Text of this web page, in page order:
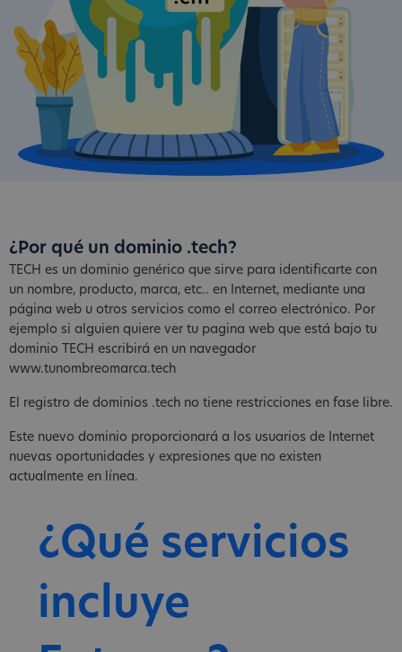
¿Por qué un dominio .tech?
TECH es un dominio genérico que sirve para identificarte con
un nombre, producto, marca, etc.. en Internet, mediante una
página web u otros servicios como el correo electrónico. Por
ejemplo si alguien quiere ver tu pagina web que está bajo tu
dominio TECH escribirá en un navegador
www.tunombreomarca.tech
El registro de dominios .tech no tiene restricciones en fase libre.
Este nuevo dominio proporcionará a los usuarios de Internet
nuevas oportunidades y expresiones que no existen
actualmente en línea.
¿Qué servicios
incluye